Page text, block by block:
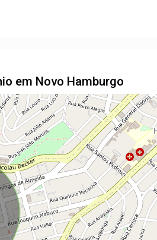
em Novo Hamburgo